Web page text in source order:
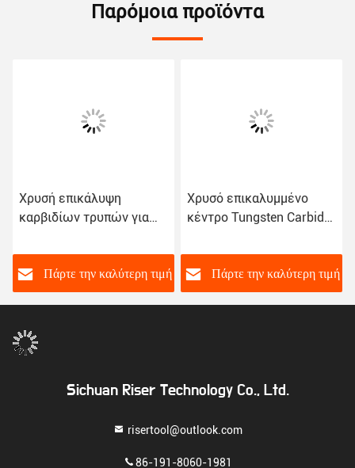
Παρόμοια προϊόντα
Χρυσή επικάλυψη
καρβιδίων τρυπών για
Πάρτε την καλύτερη τιμή
Χρυσό επικαλυμμένο
κέντρο Tungsten Carbide
Shank
Πάρτε την καλύτερη τιμή
Sichuan Riser Technology Co., Ltd.
risertool@outlook.com
86-191-8060-1981